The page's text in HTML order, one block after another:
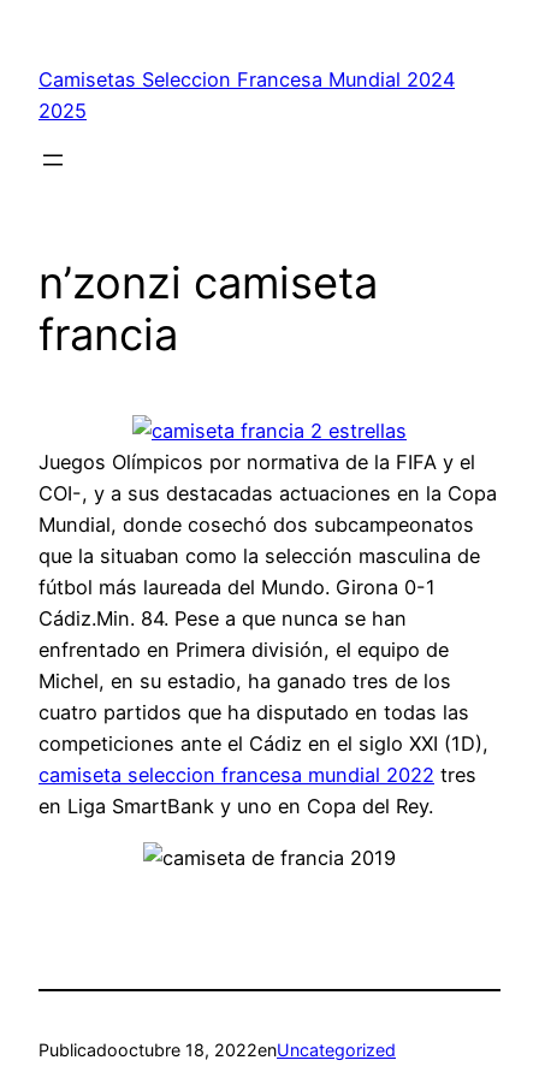
contenido
Camisetas Seleccion Francesa Mundial 2024
2025
n’zonzi camiseta
francia
Juegos Olímpicos por normativa de la FIFA y el
COI-, y a sus destacadas actuaciones en la Copa
Mundial, donde cosechó dos subcampeonatos
que la situaban como la selección masculina de
fútbol más laureada del Mundo. Girona 0-1
Cádiz.Min. 84. Pese a que nunca se han
enfrentado en Primera división, el equipo de
Michel, en su estadio, ha ganado tres de los
cuatro partidos que ha disputado en todas las
competiciones ante el Cádiz en el siglo XXI (1D),
camiseta seleccion francesa mundial 2022 tres
en Liga SmartBank y uno en Copa del Rey.
Publicadooctubre 18, 2022enUncategorized